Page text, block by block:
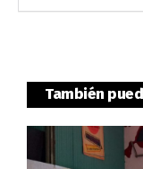
También